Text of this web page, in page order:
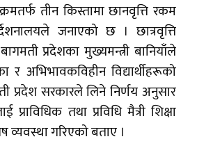
तीन किस्तामा छानवृत्ति रकम
जनाएको छ । छात्रवृत्ति
प्रदेशका मुख्यमन्त्री बानियाँले
अभिभावकविहीन विद्यार्थीहरूको
प्रदेश सरकारले लिने निर्णय अनुसार
प्राविधिक तथा प्रविधि मैत्री शिक्षा
व्यवस्था गरिएको बताए ।